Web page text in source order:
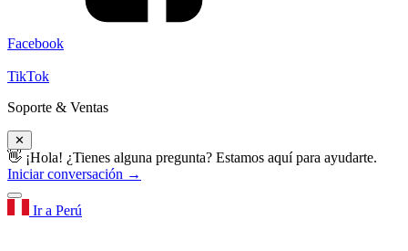
Facebook
TikTok
Soporte & Ventas
✕
👋 ¡Hola! ¿Tienes alguna pregunta? Estamos aquí para ayudarte.
Iniciar conversación →
Ir a Perú